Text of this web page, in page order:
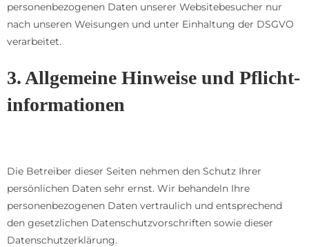
personenbezogenen Daten unserer Websitebesucher nur
nach unseren Weisungen und unter Einhaltung der DSGVO
verarbeitet.
3. Allgemeine Hinweise und Pflicht­
informationen
Die Betreiber dieser Seiten nehmen den Schutz Ihrer
persönlichen Daten sehr ernst. Wir behandeln Ihre
personenbezogenen Daten vertraulich und entsprechend
den gesetzlichen Datenschutzvorschriften sowie dieser
Datenschutzerklärung.